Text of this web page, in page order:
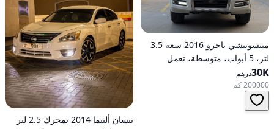
ميتسوبيشي باجرو 2016 سعة 3.5
لتر، 5 أبواب، متوسطة، تعمل
بالبنزين، أوتوماتيكية، دفع رباعي
30Kدرهم
200000 كم
نيسان ألتيما 2014 بمحرك 2.5 لتر